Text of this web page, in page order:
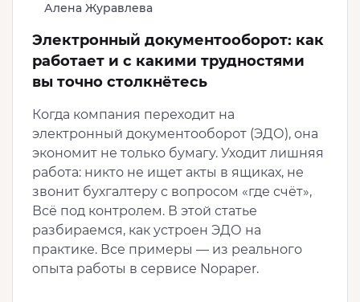
Алена Журавлева
Электронный документооборот: как
работает и с какими трудностями
вы точно столкнётесь
Когда компания переходит на
электронный документооборот (ЭДО), она
экономит не только бумагу. Уходит лишняя
работа: никто не ищет акты в ящиках, не
звонит бухгалтеру с вопросом «где счёт»,
Всё под контролем. В этой статье
разбираемся, как устроен ЭДО на
практике. Все примеры — из реального
опыта работы в сервисе Nopaper.